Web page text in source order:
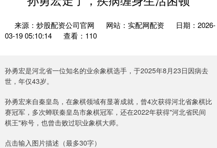
来源：炒股配资公司官网 网站：实配网配资
日期：2026-
03-19 05:10:14
查看：110
孙勇宏是河北省一位知名的业余象棋选手，于2025年8月23日因病去
世，年仅43岁。
孙勇宏来自秦皇岛，在象棋领域有显著成就，曾4次获得河北省象棋比
赛冠军，多次蝉联秦皇岛市象棋冠军，还在2022年获得"河北省民间
棋王"称号，也曾击败过职业象棋大师。
点击输入图片描述（最多30字）